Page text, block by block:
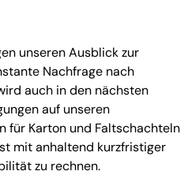
unseren Ausblick zur
Nachfrage nach
auch in den nächsten
auf unseren
für Karton und Faltschachteln
mit anhaltend kurzfristiger
zu rechnen.